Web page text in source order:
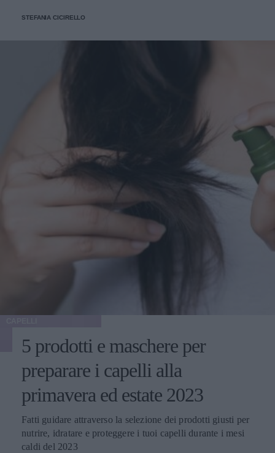
STEFANIA CICIRELLO
5 prodotti e maschere per
preparare i capelli alla
primavera ed estate 2023
Fatti guidare attraverso la selezione dei prodotti giusti per
nutrire, idratare e proteggere i tuoi capelli durante i mesi
caldi del 2023